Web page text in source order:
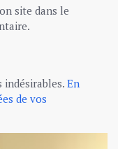
site dans le
En
de vos